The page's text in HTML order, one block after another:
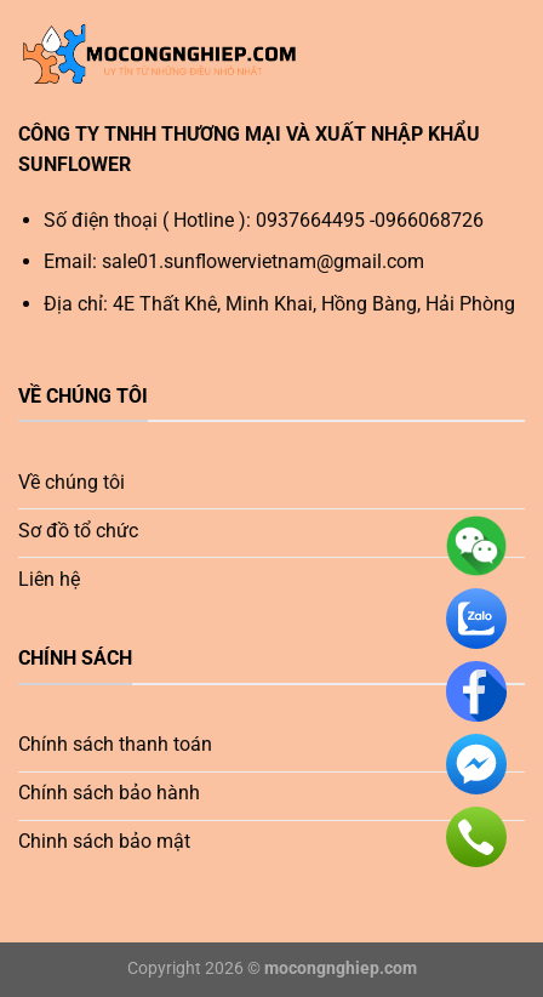
CÔNG TY TNHH THƯƠNG MẠI VÀ XUẤT NHẬP KHẨU
SUNFLOWER
Số điện thoại ( Hotline ): 0937664495 -0966068726
Email: sale01.sunflowervietnam@gmail.com
Địa chỉ: 4E Thất Khê, Minh Khai, Hồng Bàng, Hải Phòng
VỀ CHÚNG TÔI
Về chúng tôi
Sơ đồ tổ chức
Liên hệ
CHÍNH SÁCH
Chính sách thanh toán
Chính sách bảo hành
Chinh sách bảo mật
Copyright 2026 © mocongnghiep.com